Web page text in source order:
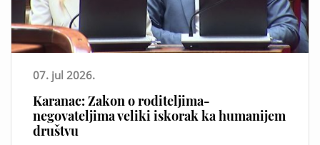
07. jul 2026.
Karanac: Zakon o roditeljima-
negovateljima veliki iskorak ka humanijem
društvu